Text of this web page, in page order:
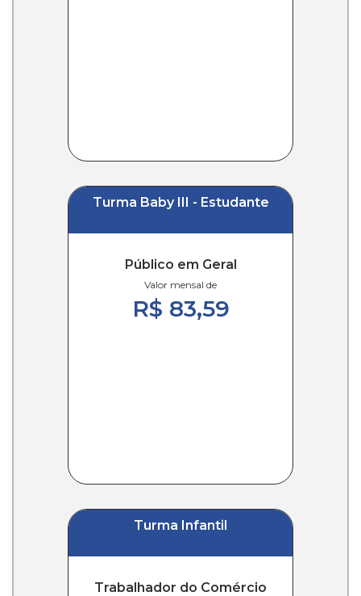
Turma Baby III - Estudante
Público em Geral
Valor mensal de
R$ 83,59
Turma Infantil
Trabalhador do Comércio